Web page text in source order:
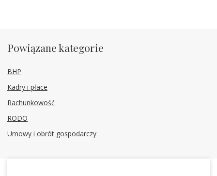
Powiązane kategorie
BHP
Kadry i płace
Rachunkowość
RODO
Umowy i obrót gospodarczy